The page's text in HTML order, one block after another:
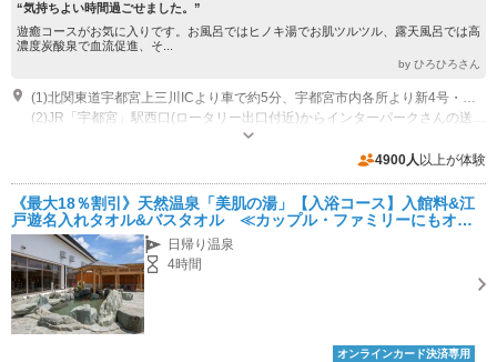
“気持ちよい時間過ごせました。”
遊癒コースがお気に入りです。お風呂ではヒノキ湯でお肌ツルツル、露天風呂では高
濃度炭酸泉で血流促進、そ...
by ひろひろさん
(1)北関東道宇都宮上三川ICより車で約5分、宇都宮市内各所より新4号・宇都宮環状道路（R121) で インタ―パークまで、インターパークスタジアムさんの隣です。オレンジ色の「ゆ」の看板が目印です。
営業時間：AM９：００～PM２４：００
専用駐車場あり（無料）220台 普通車のほか、大型車・観光バス用の駐車スペースもあります。
4900人 以上が体験
《最大18％割引》天然温泉「美肌の湯」【入浴コース】入館料&江
戸遊名入れタオル&バスタオル ≪カップル・ファミリーにもオス
スメ≫
日帰り温泉
4時間
オンラインカード決済専用